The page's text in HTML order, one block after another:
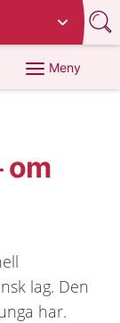
Meny
om
lag. Den
har.